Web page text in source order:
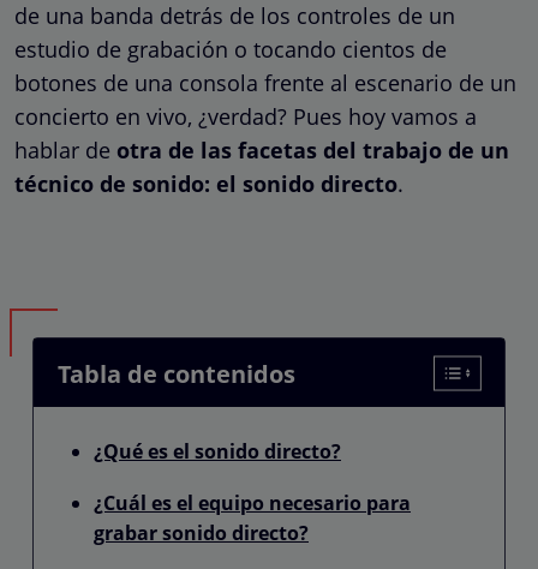
de una banda detrás de los controles de un
estudio de grabación o tocando cientos de
botones de una consola frente al escenario de un
concierto en vivo, ¿verdad? Pues hoy vamos a
hablar de otra de las facetas del trabajo de un
técnico de sonido: el sonido directo.
Tabla de contenidos
¿Qué es el sonido directo?
¿Cuál es el equipo necesario para
grabar sonido directo?